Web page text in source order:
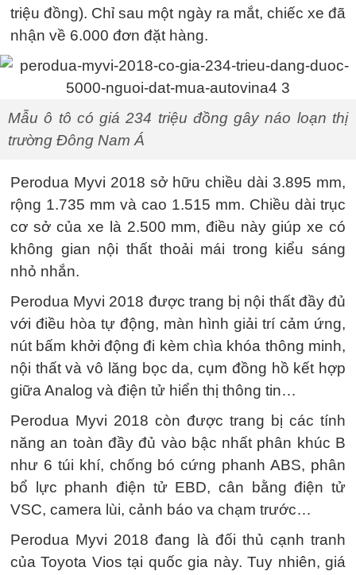
triệu đồng). Chỉ sau một ngày ra mắt, chiếc xe đã
nhận về 6.000 đơn đặt hàng.
Mẫu ô tô có giá 234 triệu đồng gây náo loạn thị
trường Đông Nam Á
Perodua Myvi 2018 sở hữu chiều dài 3.895 mm,
rộng 1.735 mm và cao 1.515 mm. Chiều dài trục
cơ sở của xe là 2.500 mm, điều này giúp xe có
không gian nội thất thoải mái trong kiểu sáng
nhỏ nhắn.
Perodua Myvi 2018 được trang bị nội thất đầy đủ
với điều hòa tự động, màn hình giải trí cảm ứng,
nút bấm khởi động đi kèm chìa khóa thông minh,
nội thất và vô lăng bọc da, cụm đồng hồ kết hợp
giữa Analog và điện tử hiển thị thông tin…
Perodua Myvi 2018 còn được trang bị các tính
năng an toàn đầy đủ vào bậc nhất phân khúc B
như 6 túi khí, chống bó cứng phanh ABS, phân
bổ lực phanh điện tử EBD, cân bằng điện tử
VSC, camera lùi, cảnh báo va chạm trước…
Perodua Myvi 2018 đang là đối thủ cạnh tranh
của Toyota Vios tại quốc gia này. Tuy nhiên, giá